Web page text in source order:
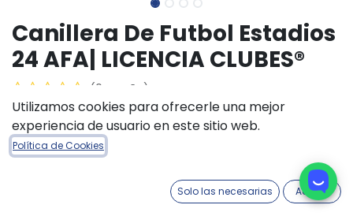
Canillera De Futbol Estadios
24 AFA| LICENCIA CLUBES®
(0 reseña)
$11.100,00
TALLE ACCESORIOS
Utilizamos cookies para ofrecerle una mejor
experiencia de usuario en este sitio web.
Política de Cookies
Solo las necesarias Acepto